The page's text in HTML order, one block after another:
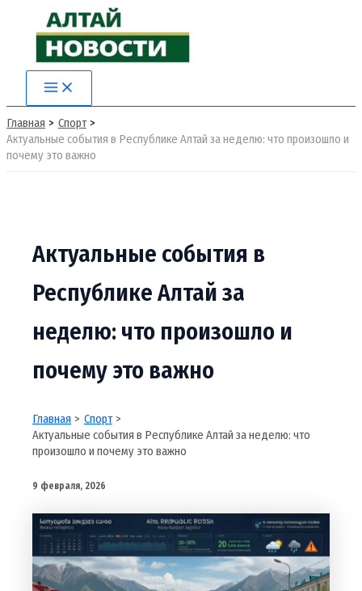
содержимому
Main
Menu
Главная
Спорт
Актуальные события в Республике Алтай за неделю: что произошло и
почему это важно
Актуальные события в
Республике Алтай за
неделю: что произошло и
почему это важно
Главная
Спорт
Актуальные события в Республике Алтай за неделю: что
произошло и почему это важно
9 февраля, 2026